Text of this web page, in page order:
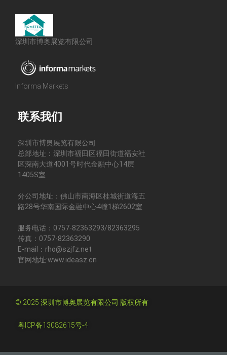
深圳市博奥展览有限公司
Informa Markets
联系我们
深圳市博奥展览有限公司
总部地址：深圳市福田区福田街道福安社
区深南大道4001号时代金融中心14层
1405S室
分公司地址：佛山市南海区桂城街道海五
路28号华南国际金融中心4幢1梯2602室
服务电话：0757-82363293/82363295
传真：0757-82363290
E-mail：rho@szjfz.net
官网地址:www.ideasz.cn
© 2025 深圳市博奥展览有限公司 版权所有
粤ICP备13082615号-4